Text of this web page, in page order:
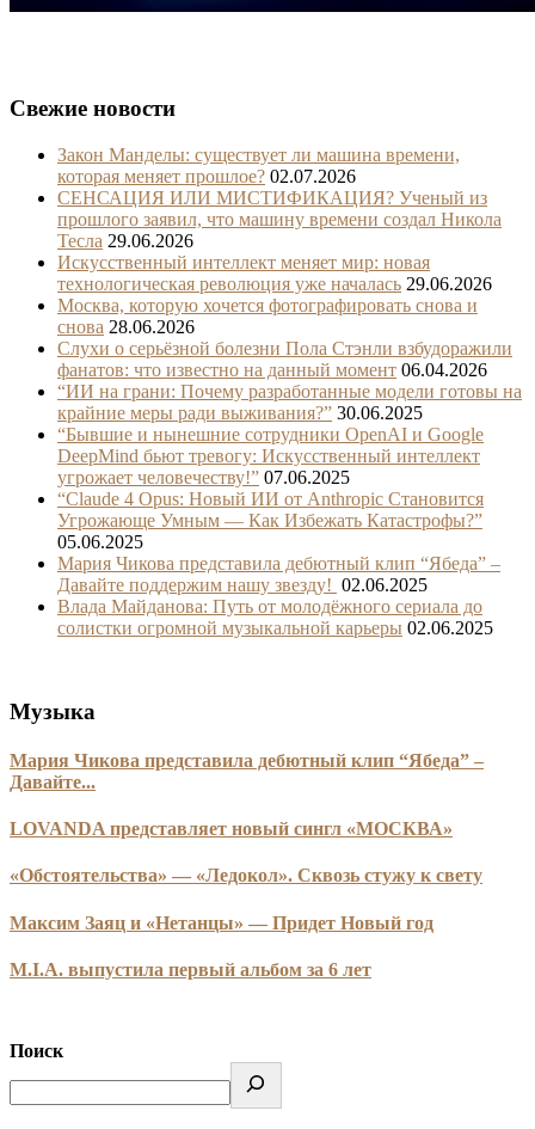
Свежие новости
Закон Манделы: существует ли машина времени,
которая меняет прошлое? 02.07.2026
СЕНСАЦИЯ ИЛИ МИСТИФИКАЦИЯ? Ученый из
прошлого заявил, что машину времени создал Никола
Тесла 29.06.2026
Искусственный интеллект меняет мир: новая
технологическая революция уже началась 29.06.2026
Москва, которую хочется фотографировать снова и
снова 28.06.2026
Слухи о серьёзной болезни Пола Стэнли взбудоражили
фанатов: что известно на данный момент 06.04.2026
“ИИ на грани: Почему разработанные модели готовы на
крайние меры ради выживания?” 30.06.2025
“Бывшие и нынешние сотрудники OpenAI и Google
DeepMind бьют тревогу: Искусственный интеллект
угрожает человечеству!” 07.06.2025
“Claude 4 Opus: Новый ИИ от Anthropic Становится
Угрожающе Умным — Как Избежать Катастрофы?”
05.06.2025
Мария Чикова представила дебютный клип “Ябеда” –
Давайте поддержим нашу звезду! 02.06.2025
Влада Майданова: Путь от молодёжного сериала до
солистки огромной музыкальной карьеры 02.06.2025
Музыка
Мария Чикова представила дебютный клип “Ябеда” –
Давайте...
LOVANDA представляет новый сингл «МОСКВА»
«Обстоятельства» — «Ледокол». Сквозь стужу к свету
Максим Заяц и «Нетанцы» — Придет Новый год
M.I.A. выпустила первый альбом за 6 лет
Поиск